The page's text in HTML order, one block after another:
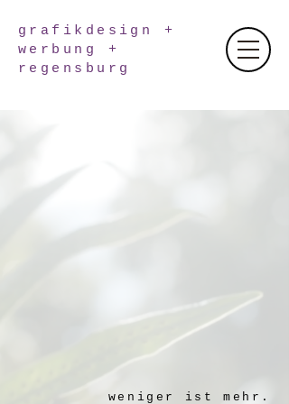
grafikdesign +
werbung +
regensburg
weniger ist mehr.